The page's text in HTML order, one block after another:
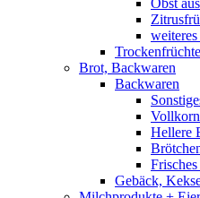
Obst
Trockenfrüchte
Brot, Backwaren
Backwaren
Hellere
Gebäck,